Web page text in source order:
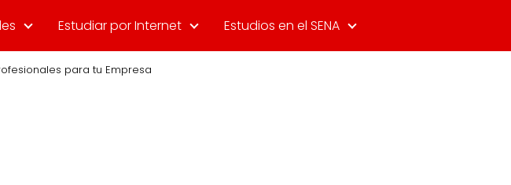
Estudiar por Internet Estudios en el SENA
para tu Empresa